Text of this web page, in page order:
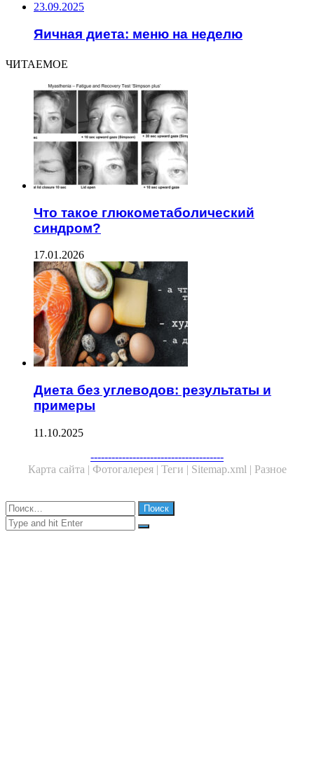
23.09.2025
Яичная диета: меню на неделю
ЧИТАЕМОЕ
Что такое глюкометаболический
синдром?
17.01.2026
Диета без углеводов: результаты и
примеры
11.10.2025
--------------------------------------
Карта сайта | Фотогалерея | Теги | Sitemap.xml | Разное
Close
Найти:
Close
Search